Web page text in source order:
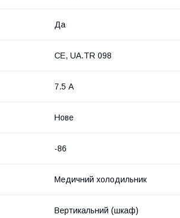
Да
CE, UA.TR 098
7.5 А
Нове
-86
Медичний холодильник
Вертикальний (шкаф)